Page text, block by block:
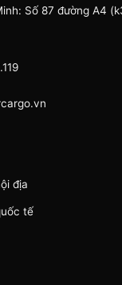
Số 87 đường A4
địa
tế